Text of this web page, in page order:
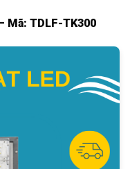
Mã: TDLF-TK300